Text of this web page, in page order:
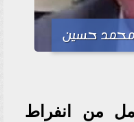
محمد حسين
من انفراط